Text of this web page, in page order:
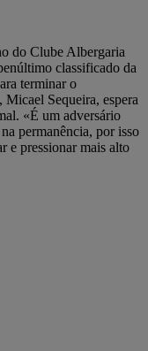
do Clube Albergaria
classificado da
terminar o
Micael Sequeira, espera
«É um adversário
permanência, por isso
e pressionar mais alto